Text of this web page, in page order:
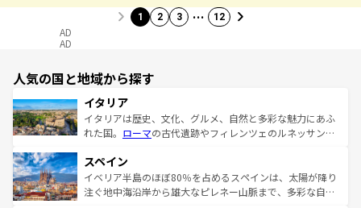
1 2 3 … 12
AD
AD
人気の国と地域から探す
イタリア
イタリアは歴史、文化、グルメ、自然と多彩な魅力にあふ
れた国。 ローマの古代遺跡やフィレンツェのルネッサンス
ろん、トスカーナの美しい田園風景やアマルフィ海岸の絶
景など、自然景観も見逃せない。観光の合間には、本場の
ピザやパスタなど、絶品のイタリア料理を堪能することも
スペイン
イベリア半島のほぼ80％を占めるスペインは、太陽が降り
注ぐ地中海沿岸から雄大なピレネー山脈まで、多彩な自然